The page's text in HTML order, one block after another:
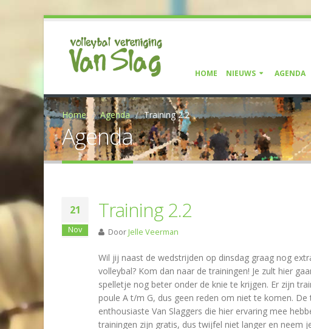
HOME NIEUWS AGENDA
Home Agenda Training 2.2
Agenda
21
Nov
Training 2.2
Door Jelle Veerman
Wil jij naast de wedstrijden op dinsdag graag nog
volleybal? Kom dan naar de trainingen! Je zult hier
spelletje nog beter onder de knie te krijgen. Er zijn
poule A t/m G, dus geen reden om niet te komen.
enthousiaste Van Slaggers die hier ervaring mee
trainingen zijn gratis, dus twijfel niet langer en neem